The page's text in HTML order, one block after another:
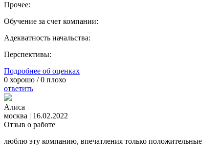
Прочее:
Обучение за счет компании:
Адекватность начальства:
Перспективы:
Подробнее об оценках
0 хорошо /0 плохо
ответить
Алиса
москва | 16.02.2022
Отзыв о работе
люблю эту компанию, впечатления только положительные